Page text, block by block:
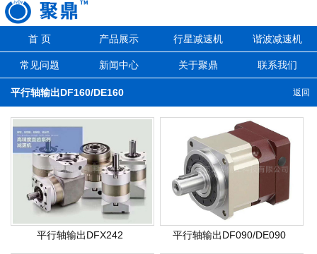
首 页 产品展示 行星减速机 谐波减速机
常见问题 新闻中心 关于聚鼎 联系我们
返回
平行轴输出DF160/DE160
平行轴输出DFX242 平行轴输出DF090/DE090